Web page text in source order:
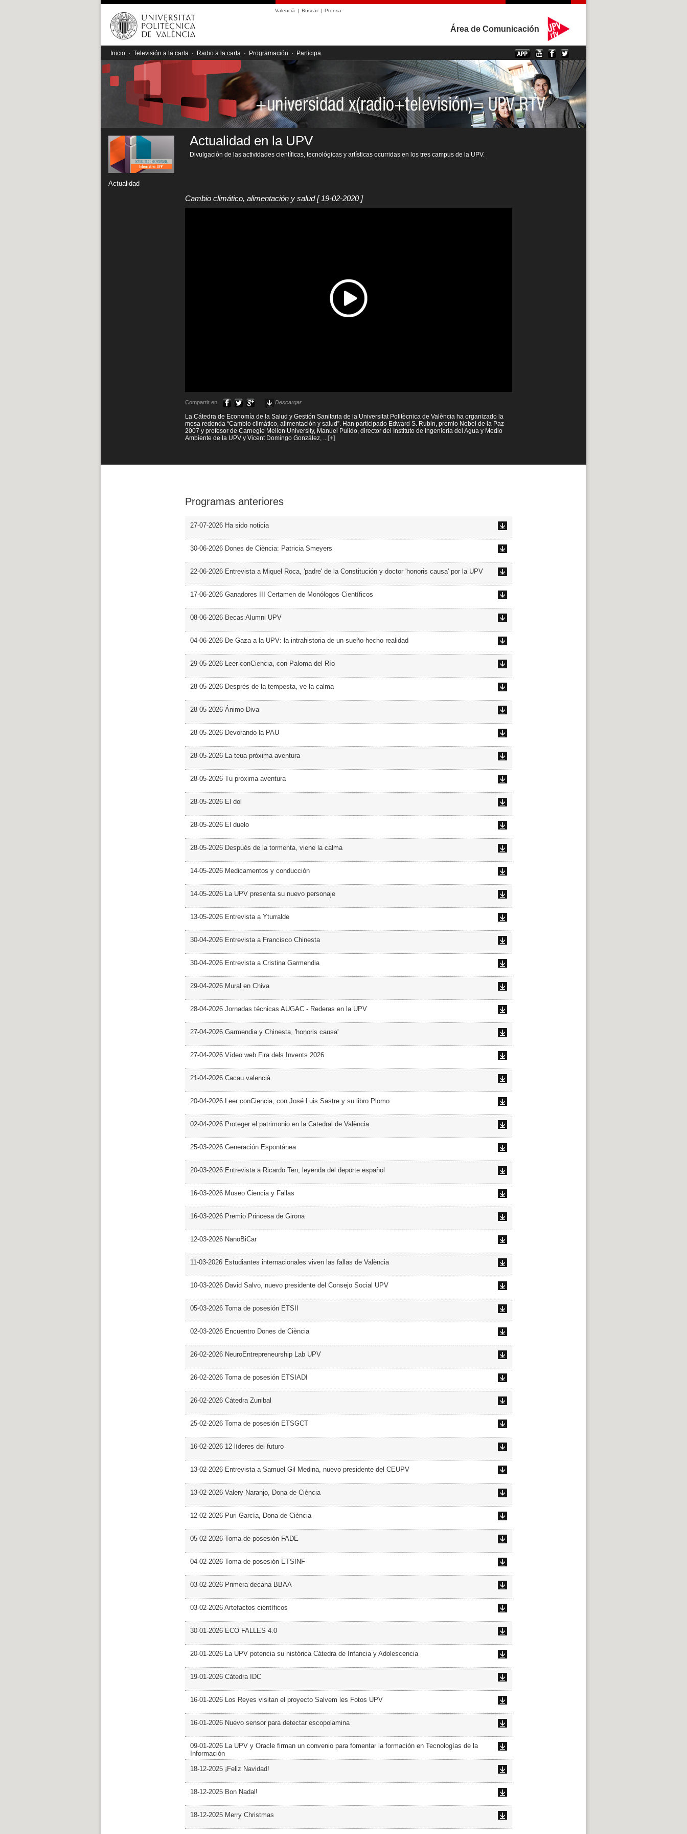
Valencià | Buscar| Prensa
Área de Comunicación
Inicio · Televisión a la carta · Radio a la carta · Programación · Participa
Actualidad
Actualidad en la UPV
Divulgación de las actividades científicas, tecnológicas y artísticas ocurridas en los tres campus de la UPV.
Cambio climático, alimentación y salud[ 19-02-2020 ]
Compartir en Descargar
La Cátedra de Economía de la Salud y Gestión Sanitaria de la Universitat Politècnica de València ha organizado la
mesa redonda “Cambio climático, alimentación y salud”. Han participado Edward S. Rubin, premio Nobel de la Paz
2007 y profesor de Carnegie Mellon University, Manuel Pulido, director del Instituto de Ingeniería del Agua y Medio
Ambiente de la UPV y Vicent Domingo González,
[+]
Programas anteriores
27-07-2026 Ha sido noticia
30-06-2026 Dones de Ciència: Patricia Smeyers
22-06-2026 Entrevista a Miquel Roca, 'padre' de la Constitución y doctor 'honoris causa' por la UPV
17-06-2026 Ganadores III Certamen de Monólogos Científicos
08-06-2026 Becas Alumni UPV
04-06-2026 De Gaza a la UPV: la intrahistoria de un sueño hecho realidad
29-05-2026 Leer conCiencia, con Paloma del Río
28-05-2026 Després de la tempesta, ve la calma
28-05-2026 Ánimo Diva
28-05-2026 Devorando la PAU
28-05-2026 La teua pròxima aventura
28-05-2026 Tu próxima aventura
28-05-2026 El dol
28-05-2026 El duelo
28-05-2026 Después de la tormenta, viene la calma
14-05-2026 Medicamentos y conducción
14-05-2026 La UPV presenta su nuevo personaje
13-05-2026 Entrevista a Yturralde
30-04-2026 Entrevista a Francisco Chinesta
30-04-2026 Entrevista a Cristina Garmendia
29-04-2026 Mural en Chiva
28-04-2026 Jornadas técnicas AUGAC - Rederas en la UPV
27-04-2026 Garmendia y Chinesta, 'honoris causa'
27-04-2026 Vídeo web Fira dels Invents 2026
21-04-2026 Cacau valencià
20-04-2026 Leer conCiencia, con José Luis Sastre y su libro Plomo
02-04-2026 Proteger el patrimonio en la Catedral de València
25-03-2026 Generación Espontánea
20-03-2026 Entrevista a Ricardo Ten, leyenda del deporte español
16-03-2026 Museo Ciencia y Fallas
16-03-2026 Premio Princesa de Girona
12-03-2026 NanoBiCar
11-03-2026 Estudiantes internacionales viven las fallas de València
10-03-2026 David Salvo, nuevo presidente del Consejo Social UPV
05-03-2026 Toma de posesión ETSII
02-03-2026 Encuentro Dones de Ciència
26-02-2026 NeuroEntrepreneurship Lab UPV
26-02-2026 Toma de posesión ETSIADI
26-02-2026 Cátedra Zunibal
25-02-2026 Toma de posesión ETSGCT
16-02-2026 12 líderes del futuro
13-02-2026 Entrevista a Samuel Gil Medina, nuevo presidente del CEUPV
13-02-2026 Valery Naranjo, Dona de Ciència
12-02-2026 Puri García, Dona de Ciència
05-02-2026 Toma de posesión FADE
04-02-2026 Toma de posesión ETSINF
03-02-2026 Primera decana BBAA
03-02-2026 Artefactos científicos
30-01-2026 ECO FALLES 4.0
20-01-2026 La UPV potencia su histórica Cátedra de Infancia y Adolescencia
19-01-2026 Cátedra IDC
16-01-2026 Los Reyes visitan el proyecto Salvem les Fotos UPV
16-01-2026 Nuevo sensor para detectar escopolamina
09-01-2026 La UPV y Oracle firman un convenio para fomentar la formación en Tecnologías de la
Información
18-12-2025 ¡Feliz Navidad!
18-12-2025 Bon Nadal!
18-12-2025 Merry Christmas